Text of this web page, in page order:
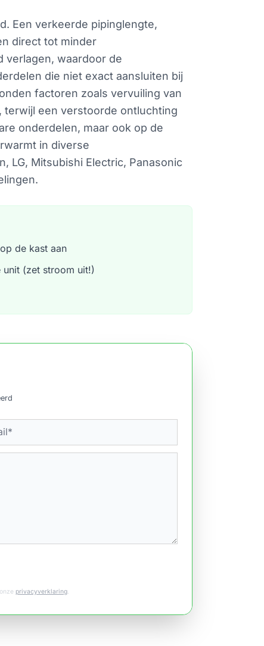
Een verkeerde pipinglengte,
direct tot minder
verlagen, waardoor de
die niet exact aansluiten bij
factoren zoals vervuiling van
een verstoorde ontluchting
onderdelen, maar ook op de
in diverse
LG, Mitsubishi Electric, Panasonic
de kast aan
(zet stroom uit!)
privacyverklaring.